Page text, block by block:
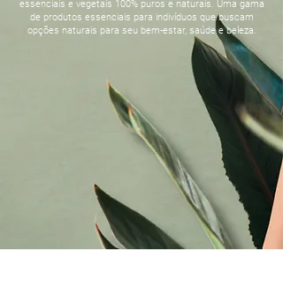
essenciais e vegetais 100% puros e naturais. Uma gama
de produtos essenciais para indivíduos que buscam
opções naturais para seu bem-estar, saúde e beleza.